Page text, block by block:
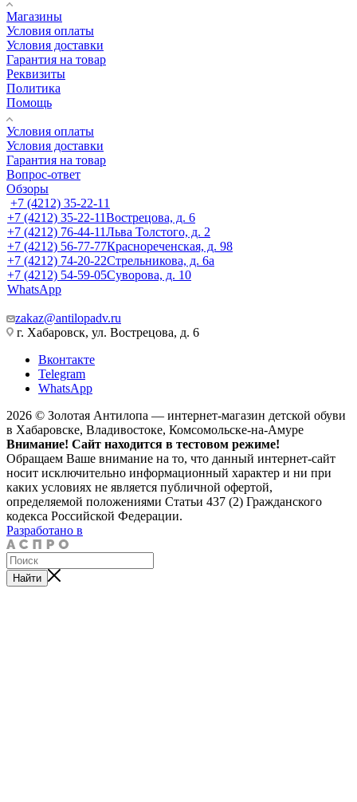
Магазины
Условия оплаты
Условия доставки
Гарантия на товар
Реквизиты
Политика
Помощь
Условия оплаты
Условия доставки
Гарантия на товар
Вопрос-ответ
Обзоры
+7 (4212) 35-22-11
+7 (4212) 35-22-11Вострецова, д. 6
+7 (4212) 76-44-11Льва Толстого, д. 2
+7 (4212) 56-77-77Краснореченская, д. 98
+7 (4212) 74-20-22Стрельникова, д. 6а
+7 (4212) 54-59-05Суворова, д. 10
WhatsApp
zakaz@antilopadv.ru
г. Хабаровск, ул. Вострецова, д. 6
Вконтакте
Telegram
WhatsApp
2026 © Золотая Антилопа — интернет-магазин детской обуви
в Хабаровске, Владивостоке, Комсомольске-на-Амуре
Внимание! Сайт находится в тестовом режиме!
Обращаем Ваше внимание на то, что данный интернет-сайт
носит исключительно информационный характер и ни при
каких условиях не является публичной офертой,
определяемой положениями Статьи 437 (2) Гражданского
кодекса Российской Федерации.
Разработано в
Найти